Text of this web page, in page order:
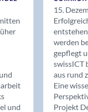
und
15.
werden
gepflegt
swissICT
aus rund
Eine
Projekt